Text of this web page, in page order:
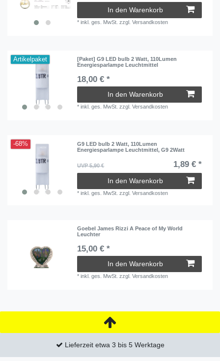
In den Warenkorb
*inkl. ges. MwSt. zzgl.Versandkosten
Artikelpaket
[Paket] G9 LED bulb 2 Watt, 110Lumen
Energiesparlampe Leuchtmittel
18,00 € *
In den Warenkorb
*inkl. ges. MwSt. zzgl.Versandkosten
-68%
G9 LED bulb 2 Watt, 110Lumen
Energiesparlampe Leuchtmittel, G9 2Watt
UVP 5,90 € 1,89 € *
In den Warenkorb
*inkl. ges. MwSt. zzgl.Versandkosten
Goebel James Rizzi A Peace of My World
Leuchter
15,00 € *
In den Warenkorb
*inkl. ges. MwSt. zzgl.Versandkosten
Lieferzeit etwa 3 bis 5 Werktage